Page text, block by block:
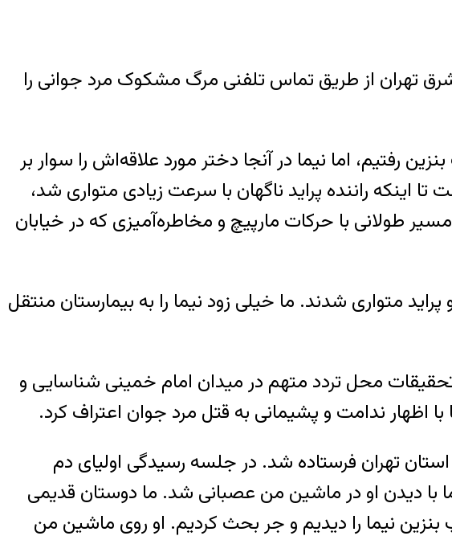
تهران از طریق تماس تلفنی مرگ مشکوک مرد جوانی را
اما نیما در آنجا دختر مورد علاقه‌اش را سوار بر
اینکه راننده پراید ناگهان با سرعت زیادی متواری شد،
طولانی با حرکات مارپیچ و مخاطره‌آمیزی که در خیابان
متواری شدند. ما خیلی زود نیما را به بیمارستان منتقل
محل تردد متهم در میدان امام خمینی شناسایی و
اظهار ندامت و پشیمانی به قتل مرد جوان اعتراف کرد.
پرونده برای رسیدگی به شعبه ۵ دادگاه کیفری استان تهران فرستاده شد. در جلسه رسیدگی اولیای دم
دیدن او در ماشین من عصبانی شد. ما دوستان قدیمی
بنزین نیما را دیدیم و جر بحث کردیم. او روی ماشین من